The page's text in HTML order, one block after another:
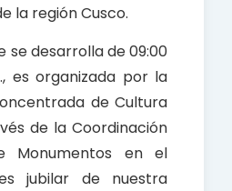
la región Cusco.
se desarrolla de 09:00
es organizada por la
de Cultura
de la Coordinación
Monumentos en el
jubilar de nuestra